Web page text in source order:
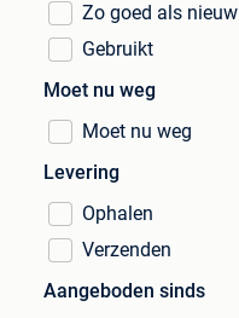
Zo goed als nieuw
Gebruikt
Moet nu weg
Moet nu weg
Levering
Ophalen
Verzenden
Aangeboden sinds